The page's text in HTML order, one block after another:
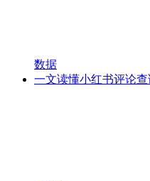
数据
一文读懂小红书评论